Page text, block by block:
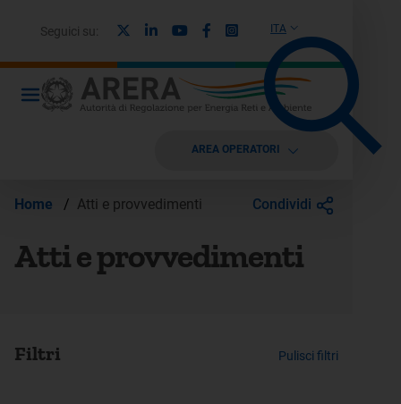
ITA
Seguici su: LinkedinYoutubeFacebook
Instagram
AREA OPERATORI
Home / Atti e provvedimenti Condividi
Atti e provvedimenti
Filtri Pulisci filtri